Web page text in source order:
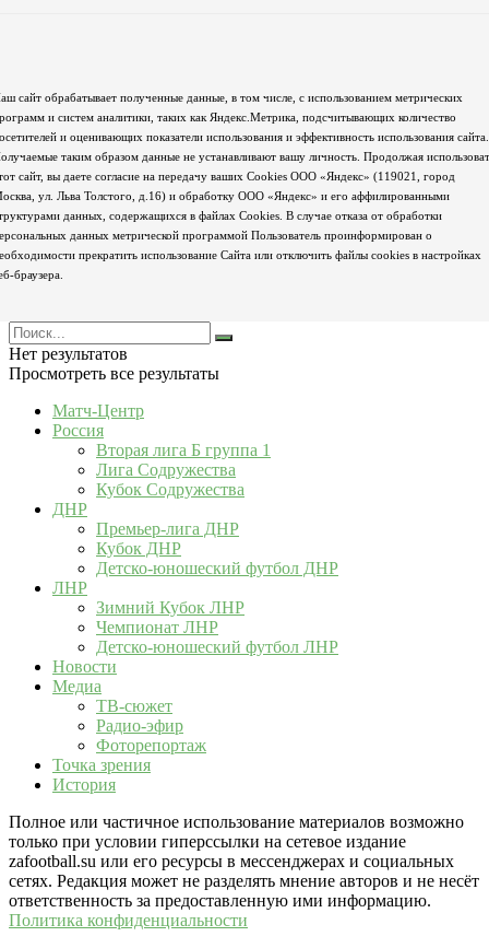
сайт обрабатывает полученные данные, в том числе, с использованием метрических
и систем аналитики, таких как Яндекс.Метрика, подсчитывающих количество
и оценивающих показатели использования и эффективность использования сайта.
таким образом данные не устанавливают вашу личность. Продолжая
сайт, вы даете согласие на передачу ваших Cookies ООО «Яндекс» (119021, город
ул. Льва Толстого, д.16) и обработку ООО «Яндекс» и его аффилированными
данных, содержащихся в файлах Cookies. В случае отказа от обработки
данных метрической программой Пользователь проинформирован о
прекратить использование Сайта или отключить файлы cookies в настройках
браузера.
Нет результатов
Просмотреть все результаты
Матч-Центр
Россия
Вторая лига Б группа 1
Лига Содружества
Кубок Содружества
ДНР
Премьер-лига ДНР
Кубок ДНР
Детско-юношеский футбол ДНР
ЛНР
Зимний Кубок ЛНР
Чемпионат ЛНР
Детско-юношеский футбол ЛНР
Новости
Медиа
ТВ-сюжет
Радио-эфир
Фоторепортаж
Точка зрения
История
Полное или частичное использование материалов возможно
только при условии гиперссылки на сетевое издание
zafootball.su или его ресурсы в мессенджерах и социальных
сетях. Редакция может не разделять мнение авторов и не несёт
ответственность за предоставленную ими информацию.
Политика конфиденциальности